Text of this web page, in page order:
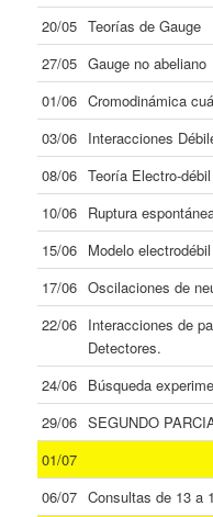
20/05 Teorías de Gauge
27/05 Gauge no abeliano
01/06 Cromodinámica
03/06 Interacciones
08/06 Teoría Electro-débil
10/06 Ruptura
15/06 Modelo
17/06 Oscilaciones de
22/06 Interacciones de
Detectores.
24/06 Búsqueda
29/06 SEGUNDO
01/07
06/07 Consultas de 13 a